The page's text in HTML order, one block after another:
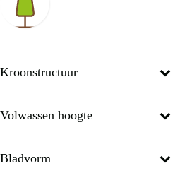
Kroonstructuur
Volwassen hoogte
Bladvorm